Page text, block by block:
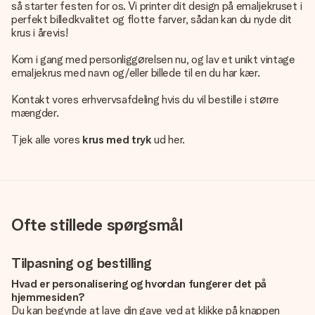
så starter festen for os. Vi printer dit design på emaljekruset i
perfekt billedkvalitet og flotte farver, sådan kan du nyde dit
krus i årevis!
Kom i gang med personliggørelsen nu, og lav et unikt vintage
emaljekrus med navn og/eller billede til en du har kær.
Kontakt vores erhvervsafdeling hvis du vil bestille i større
mængder.
Tjek alle vores krus med tryk ud her.
Ofte stillede spørgsmål
Tilpasning og bestilling
Hvad er personalisering og hvordan fungerer det på
hjemmesiden?
Du kan begynde at lave din gave ved at klikke på knappen